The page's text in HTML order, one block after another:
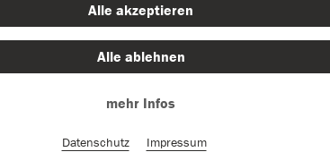
Alle akzeptieren
Alle ablehnen
mehr Infos
Datenschutz Impressum